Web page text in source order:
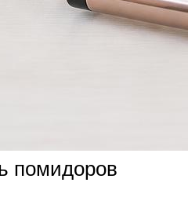
помидоров